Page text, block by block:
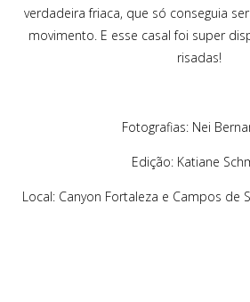
verdadeira friaca, que só conseguia
movimento. E esse casal foi super
risadas!
Fotografias: Nei
Edição: Katiane
Local: Canyon Fortaleza e Campos de